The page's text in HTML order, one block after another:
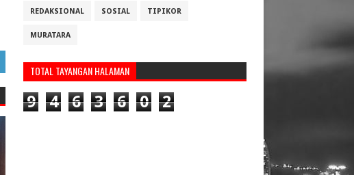
REDAKSIONAL SOSIAL TIPIKOR
MURATARA
TOTAL TAYANGAN HALAMAN
9 4 6 3 6 0 2